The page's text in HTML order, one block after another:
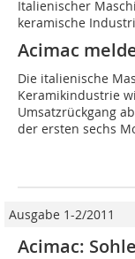
Italienischer
keramische
Acimac
Die italienische
Keramikindustrie
Umsatzrückgang
der ersten sechs
Ausgabe 1-2/2011
Acimac: